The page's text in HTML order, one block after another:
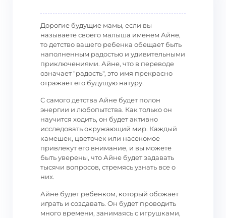
Дорогие будущие мамы, если вы
называете своего малыша именем Айне,
то детство вашего ребенка обещает быть
наполненным радостью и удивительными
приключениями. Айне, что в переводе
означает "радость", это имя прекрасно
отражает его будущую натуру.
С самого детства Айне будет полон
энергии и любопытства. Как только он
научится ходить, он будет активно
исследовать окружающий мир. Каждый
камешек, цветочек или насекомое
привлекут его внимание, и вы можете
быть уверены, что Айне будет задавать
тысячи вопросов, стремясь узнать все о
них.
Айне будет ребенком, который обожает
играть и создавать. Он будет проводить
много времени, занимаясь с игрушками,